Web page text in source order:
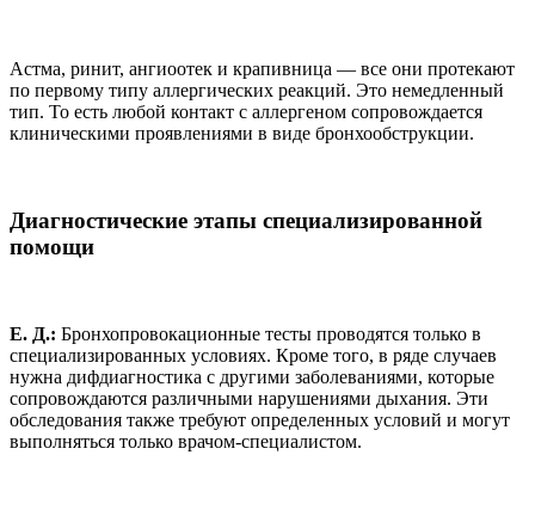
Астма, ринит, ангиоотек и крапивница — все они протекают
по первому типу аллергических реакций. Это немедленный
тип. То есть любой контакт с аллергеном сопровождается
клиническими проявлениями в виде бронхообструкции.
Диагностические этапы специализированной
помощи
Е. Д.: Бронхопровокационные тесты проводятся только в
специализированных условиях. Кроме того, в ряде случаев
нужна дифдиагностика с другими заболеваниями, которые
сопровождаются различными нарушениями дыхания. Эти
обследования также требуют определенных условий и могут
выполняться только врачом-специалистом.